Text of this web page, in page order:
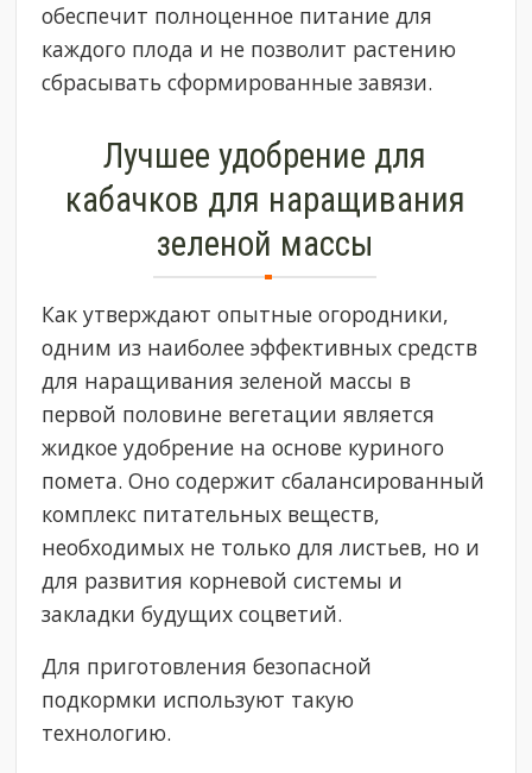
обеспечит полноценное питание для
каждого плода и не позволит растению
сбрасывать сформированные завязи.
Лучшее удобрение для
кабачков для наращивания
зеленой массы
Как утверждают опытные огородники,
одним из наиболее эффективных средств
для наращивания зеленой массы в
первой половине вегетации является
жидкое удобрение на основе куриного
помета. Оно содержит сбалансированный
комплекс питательных веществ,
необходимых не только для листьев, но и
для развития корневой системы и
закладки будущих соцветий.
Для приготовления безопасной
подкормки используют такую
технологию.